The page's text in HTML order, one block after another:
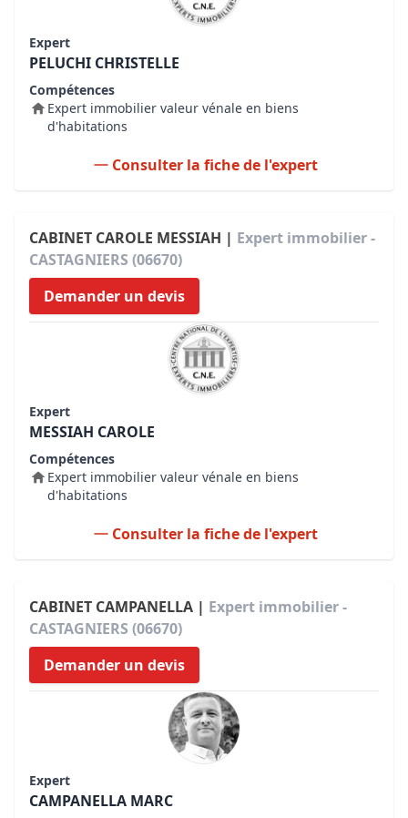
Expert
PELUCHI CHRISTELLE
Compétences
Expert immobilier valeur vénale en biens
d'habitations
Consulter la fiche de l'expert
CABINET CAROLE MESSIAH | Expert immobilier -
CASTAGNIERS (06670)
Demander un devis
Expert
MESSIAH CAROLE
Compétences
Expert immobilier valeur vénale en biens
d'habitations
Consulter la fiche de l'expert
CABINET CAMPANELLA | Expert immobilier -
CASTAGNIERS (06670)
Demander un devis
Expert
CAMPANELLA MARC